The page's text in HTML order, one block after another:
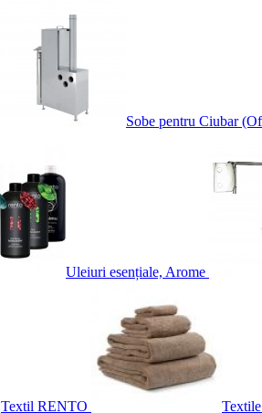
Sobe pentru Ciubar
Uleiuri esențiale, Arome
Textil RENTO